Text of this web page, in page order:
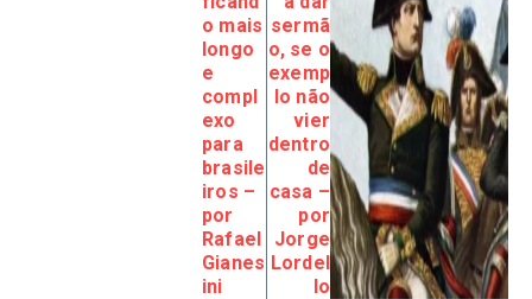
o mais
longo
e
compl
exo
para
brasile
iros –
por
Rafael
Gianes
ini
sermã
o, se o
exemp
lo não
vier
dentro
de
casa –
por
Jorge
Lordel
lo